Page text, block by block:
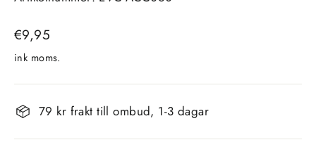
Vanligt
pris
€9,95
ink moms.
79 kr frakt till ombud, 1-3 dagar